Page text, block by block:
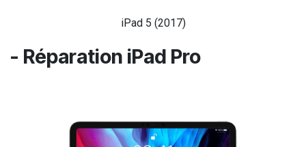
iPad 5 (2017)
- Répar​ation iPad Pro